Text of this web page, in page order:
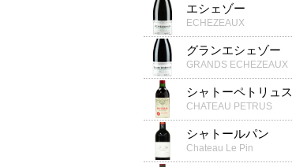
エシェゾー
ECHEZEAUX
グランエシェゾー
GRANDS ECHEZEAUX
シャトーペトリュス
CHATEAU PETRUS
シャトールパン
Chateau Le Pin